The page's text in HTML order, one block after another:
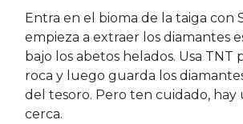
Entra en el bioma de la taiga con
empieza a extraer los diamantes
bajo los abetos helados. Usa TNT
roca y luego guarda los
del tesoro. Pero ten cuidado,
cerca.